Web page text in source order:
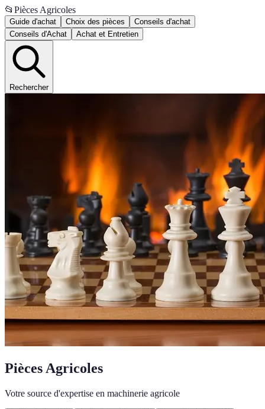
📂 Pièces Agricoles
Guide d'achat Choix des pièces
Conseils d'achat
Conseils d'Achat
Achat et Entretien
Rechercher
Pièces Agricoles
Votre source d'expertise en machinerie agricole